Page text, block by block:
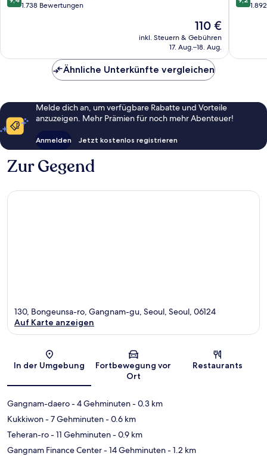
von1.738 Bewertungen
Der
Preis
beträgt
110 €
inkl. Steuern & Gebühren
17. Aug.–18. Aug.
gu
von
Ähnliche Unterkünfte vergleichen
Melde dich an, um verfügbare Rabatte und Vorteile
anzuzeigen. Mehr Prämien für noch mehr Abenteuer!
Anmelden Jetzt kostenlos registrieren
Zur Gegend
Karte
130, Bongeunsa-ro, Gangnam-gu, Seoul, Seoul, 06124
Auf Karte anzeigen
In der Umgebung
Fortbewegung vor
Ort
Restaurants
Gangnam-daero- 4 Gehminuten- 0.3 km
Kukkiwon- 7 Gehminuten- 0.6 km
Teheran-ro- 11 Gehminuten- 0.9 km
Gangnam Finance Center- 14 Gehminuten- 1.2 km